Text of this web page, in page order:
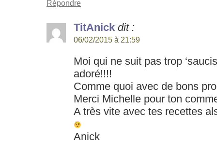
Répondre
TitAnick dit :
06/02/2015 à 21:59
Moi qui ne suit pas trop
adoré!!!!
Comme quoi avec de bons
Merci Michelle pour ton
A très vite avec tes recettes
Anick